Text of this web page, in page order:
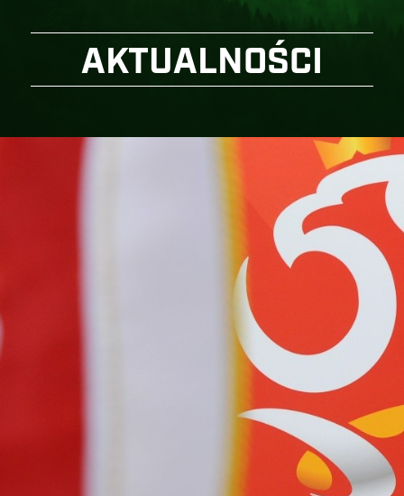
AKTUALNOŚCI